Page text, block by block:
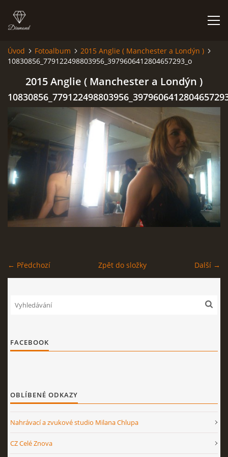
HISTORIE
AKCE
JAK VYPADÁME
FOTOALBUM
CO HRAJEME
UKÁZKY
Kapela BUMERANG
kapelabumerang@gmail.com
Úvod Fotoalbum
2015 Anglie ( Manchester a Londýn )
10830856_779122498803956_3979606412804657293_o
2015 Anglie ( Manchester a Londýn )
← Předchozí Další →
Zpět do složky
FACEBOOK
OBLÍBENÉ ODKAZY
Nahrávací a zvukové studio Milana Chlupa
CZ Celé Znova